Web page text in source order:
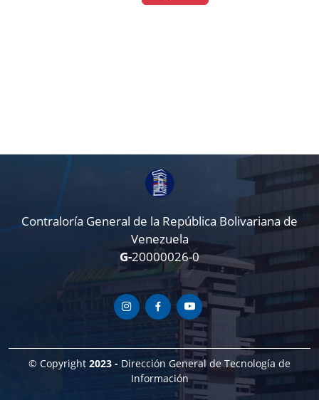
Contraloría General de la República Bolivariana de
Venezuela
G-20000026-0
© Copyright 2023 - Dirección General de Tecnología de
Información